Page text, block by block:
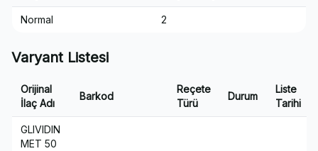
Normal 2
Varyant Listesi
Orijinal
İlaç Adı
Barkod
Reçete
Türü
Durum
Liste
Tarihi
GLIVIDIN
MET 50